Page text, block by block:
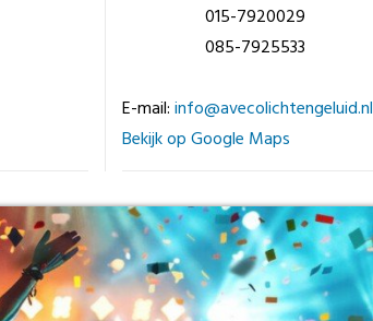
015-7920029
085-7925533
E-mail: info@avecolichtengeluid.nl
Bekijk op Google Maps